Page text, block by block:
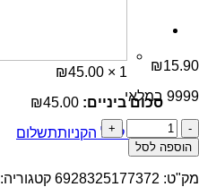
1 ×
₪45.00
סכום ביניים:
₪45.00
מעבר לסל הקניותתשלום
₪15.90
9999 במלאי
כמות
של
חצאית
פלסטיק
הוספה לסל
מק"ט: 6928325177372 קטגוריה: